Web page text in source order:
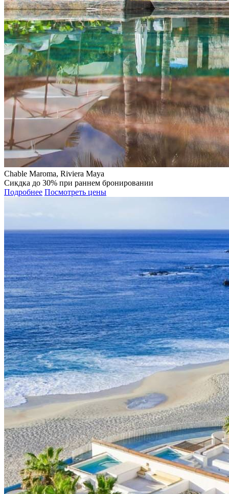
Chable Maroma, Riviera Maya
Сикдка до 30% при раннем бронировании
Подробнее Посмотреть цены